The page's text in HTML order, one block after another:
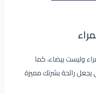
وليست بيضاء، كما
يجعل رائحة بشرتك مميزة